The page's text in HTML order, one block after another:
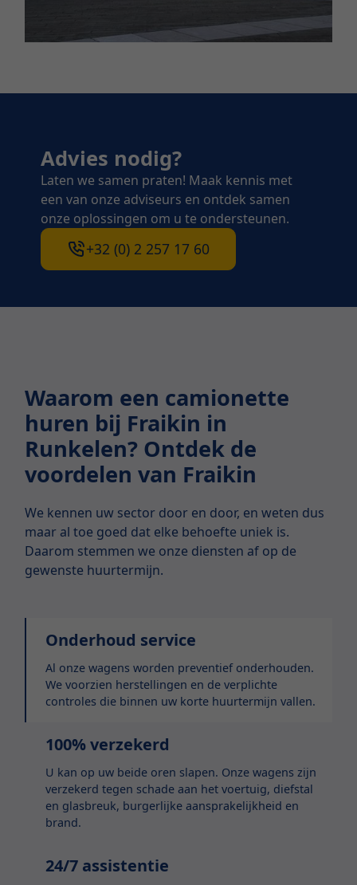
Advies nodig?
Laten we samen praten! Maak kennis met
een van onze adviseurs en ontdek samen
onze oplossingen om u te ondersteunen.
+32 (0) 2 257 17 60
Waarom een camionette
huren bij Fraikin in
Runkelen? Ontdek de
voordelen van Fraikin
We kennen uw sector door en door, en weten dus
maar al toe goed dat elke behoefte uniek is.
Daarom stemmen we onze diensten af op de
gewenste huurtermijn.
Onderhoud service
Al onze wagens worden preventief onderhouden.
We voorzien herstellingen en de verplichte
controles die binnen uw korte huurtermijn vallen.
100% verzekerd
U kan op uw beide oren slapen. Onze wagens zijn
verzekerd tegen schade aan het voertuig, diefstal
en glasbreuk, burgerlijke aansprakelijkheid en
brand.
24/7 assistentie